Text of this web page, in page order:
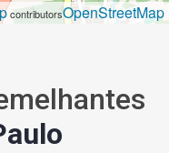
contributorsOpenStreetMap